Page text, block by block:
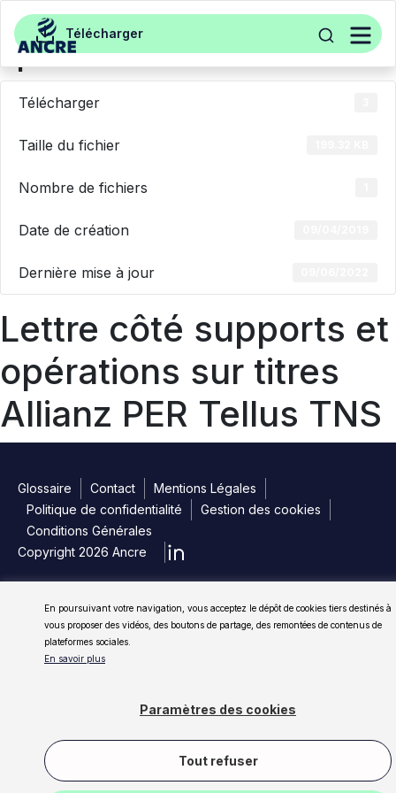
Aller au contenu
search
Lettre côté supports et
opérations sur titres Allianz
PER Tellus TNS
Télécharger
Télécharger
Taille du fichier
Nombre de fichiers
Date de création
Dernière mise à jour
Lettre côté supports et
opérations sur titres
Allianz PER Tellus TNS
Glossaire Contact
Mentions Légales
Politique de confidentialité
Gestion des cookies
Conditions Générales
Copyright 2026 Ancre
En poursuivant votre navigation, vous acceptez le dépôt de cookies tiers destinés à
vous proposer des vidéos, des boutons de partage, des remontées de contenus de
plateformes sociales.
En savoir plus
Paramètres des cookies
Tout refuser